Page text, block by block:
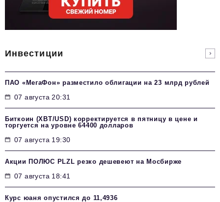
Инвестиции
ПАО «МегаФон» разместило облигации на 23 млрд рублей
07 августа 20:31
Биткоин (XBT/USD) корректируется в пятницу в цене и
торгуется на уровне 64400 долларов
07 августа 19:30
Акции ПОЛЮС PLZL резко дешевеют на Мосбирже
07 августа 18:41
Курс юаня опустился до 11,4936